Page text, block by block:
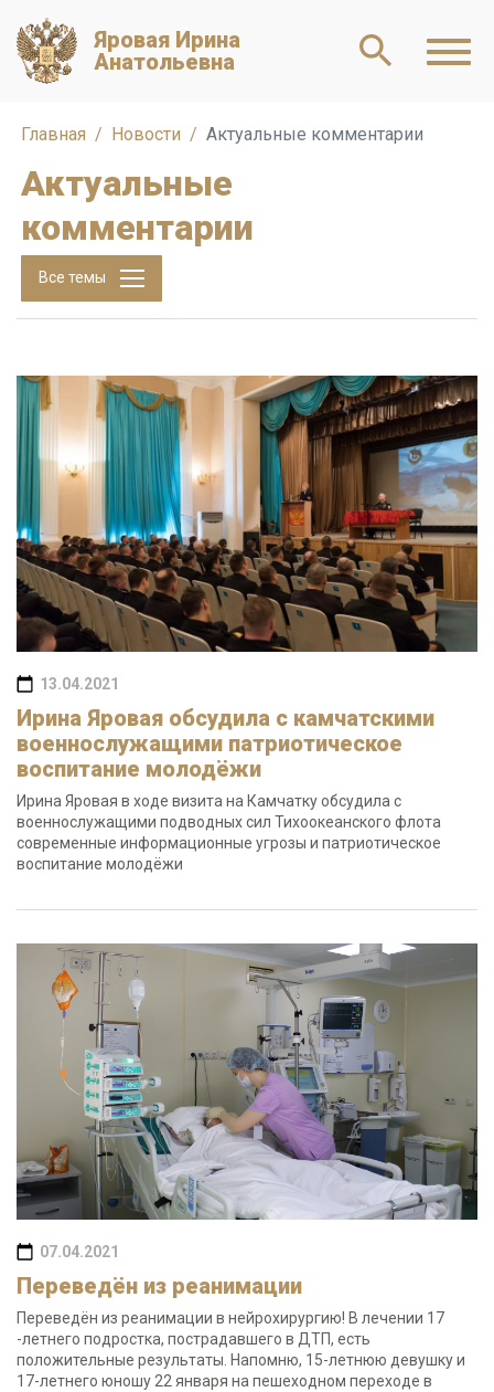
Яровая Ирина
Анатольевна
Главная Новости Актуальные комментарии
Актуальные
комментарии
Все темы
13.04.2021
Ирина Яровая обсудила с камчатскими
военнослужащими патриотическое
воспитание молодёжи
Ирина Яровая в ходе визита на Камчатку обсудила с
военнослужащими подводных сил Тихоокеанского флота
современные информационные угрозы и патриотическое
воспитание молодёжи
07.04.2021
Переведён из реанимации
Переведён из реанимации в нейрохирургию! В лечении 17
-летнего подростка, пострадавшего в ДТП, есть
положительные результаты. Напомню, 15-летнюю девушку и
17-летнего юношу 22 января на пешеходном переходе в